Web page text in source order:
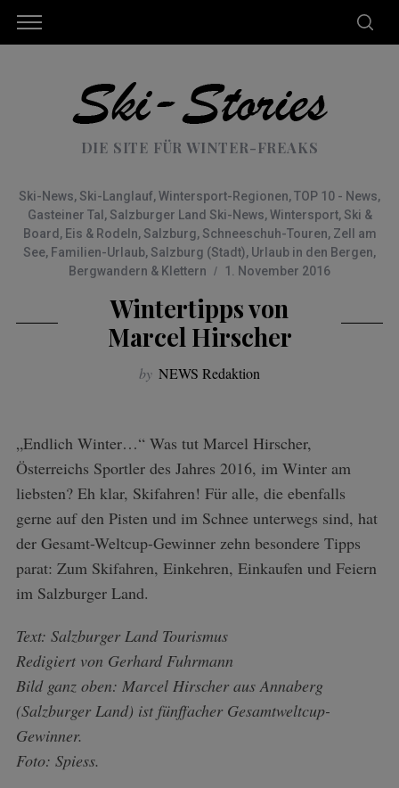
DIE SITE FÜR WINTER-FREAKS
Ski-News, Ski-Langlauf,Wintersport-Regionen,TOP 10 - News,
Gasteiner Tal , Salzburger Land Ski-News,Wintersport, Ski &
Board , Eis & Rodeln, Salzburg, Schneeschuh-Touren, Zell am
See, Familien-Urlaub, Salzburg (Stadt), Urlaub in den Bergen,
Bergwandern & Klettern
1. November 2016
Wintertipps von
Marcel Hirscher
by NEWS Redaktion
„Endlich Winter…“ Was tut Marcel Hirscher,
Österreichs Sportler des Jahres 2016, im Winter am
liebsten? Eh klar, Skifahren! Für alle, die ebenfalls
gerne auf den Pisten und im Schnee unterwegs sind, hat
der Gesamt-Weltcup-Gewinner zehn besondere Tipps
parat: Zum Skifahren, Einkehren, Einkaufen und Feiern
im Salzburger Land.
Text: Salzburger Land Tourismus
Redigiert von Gerhard Fuhrmann
Bild ganz oben: Marcel Hirscher aus Annaberg
(Salzburger Land) ist fünffacher Gesamtweltcup-
Gewinner.
Foto: Spiess.